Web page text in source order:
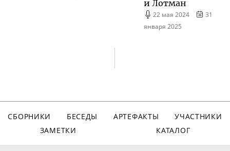
и Лотман
22 мая 2024
31
января 2025
СБОРНИКИ БЕСЕДЫ АРТЕФАКТЫ
УЧАСТНИКИ
ЗАМЕТКИ
КАТАЛОГ